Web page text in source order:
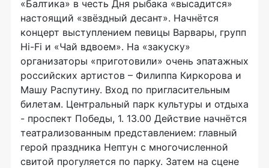
«Балтика» в честь Дня рыбака «высадится»
настоящий «звёздный десант». Начнётся
концерт выступлением певицы Варвары, групп
Hi-Fi и «Чай вдвоем». На «закуску»
организаторы «приготовили» очень эпатажных
российских артистов – Филиппа Киркорова и
Машу Распутину. Вход по пригласительным
билетам. Центральный парк культуры и отдыха
- проспект Победы, 1. 13.00 Действие начнётся
театрализованным представлением: главный
герой праздника Нептун с многочисленной
свитой прогуляется по парку. Затем на сцене